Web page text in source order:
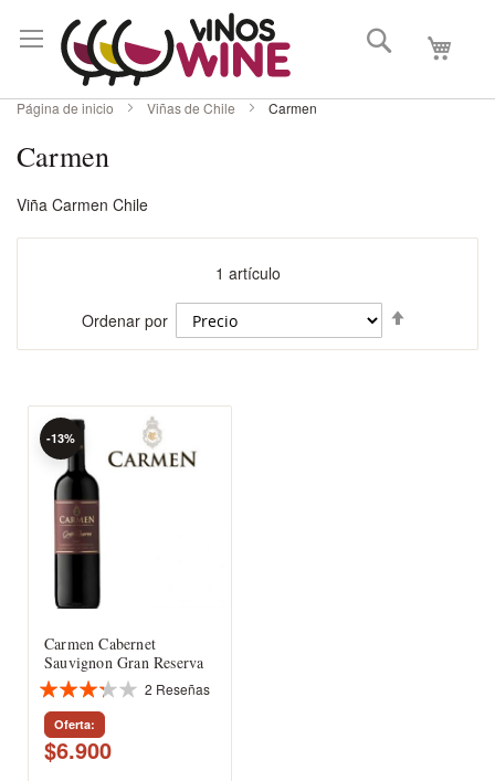
Mi
Buscar
Página de inicio Viñas de Chile Carmen
Carmen
Viña Carmen Chile
1 artículo
Ordenar por
Carmen Cabernet
Sauvignon Gran Reserva
Valoración:
67%
2 Reseñas
Oferta
$6.900
-13%